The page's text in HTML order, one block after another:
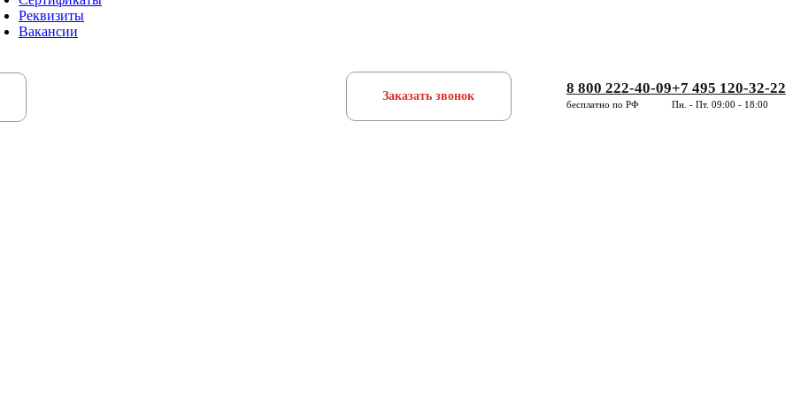
Реквизиты
Вакансии
Заказать звонок 8 800 222-40-09
бесплатно по РФ
+7 495 120-32-22
Пн. - Пт. 09:00 - 18:00